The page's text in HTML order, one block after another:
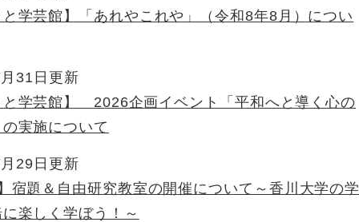
と学芸館】「あれやこれや」（令和8年8月）につい
31日更新
と学芸館】 2026企画イベント「平和へと導く心の
実施について
29日更新
宿題＆自由研究教室の開催について～香川大学の学
楽しく学ぼう！～